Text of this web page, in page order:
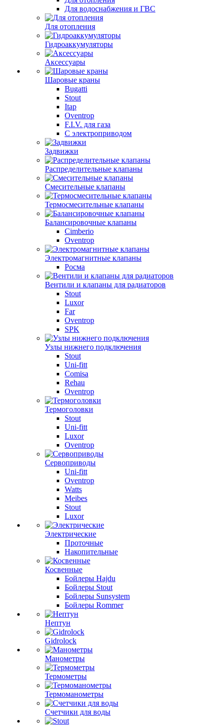
Для водоснабжения и ГВС
Для отопления
Гидроаккумуляторы
Аксессуары
Шаровые краны
Bugatti
Stout
Itap
Oventrop
F.I.V. для газа
С электроприводом
Задвижки
Распределительные клапаны
Cмесительные клапаны
Термосмесительные клапаны
Балансировочные клапаны
Cimberio
Oventrop
Электромагнитные клапаны
Росма
Вентили и клапаны для радиаторов
Stout
Luxor
Far
Oventrop
SPK
Узлы нижнего подключения
Stout
Uni-fitt
Comisa
Rehau
Oventrop
Термоголовки
Stout
Uni-fitt
Luxor
Oventrop
Сервоприводы
Uni-fitt
Oventrop
Watts
Meibes
Stout
Luxor
Электрические
Проточные
Накопительные
Косвенные
Бойлеры Hajdu
Бойлеры Stout
Бойлеры Sunsystem
Бойлеры Rommer
Нептун
Gidrolock
Манометры
Термометры
Термоманометры
Счетчики для воды